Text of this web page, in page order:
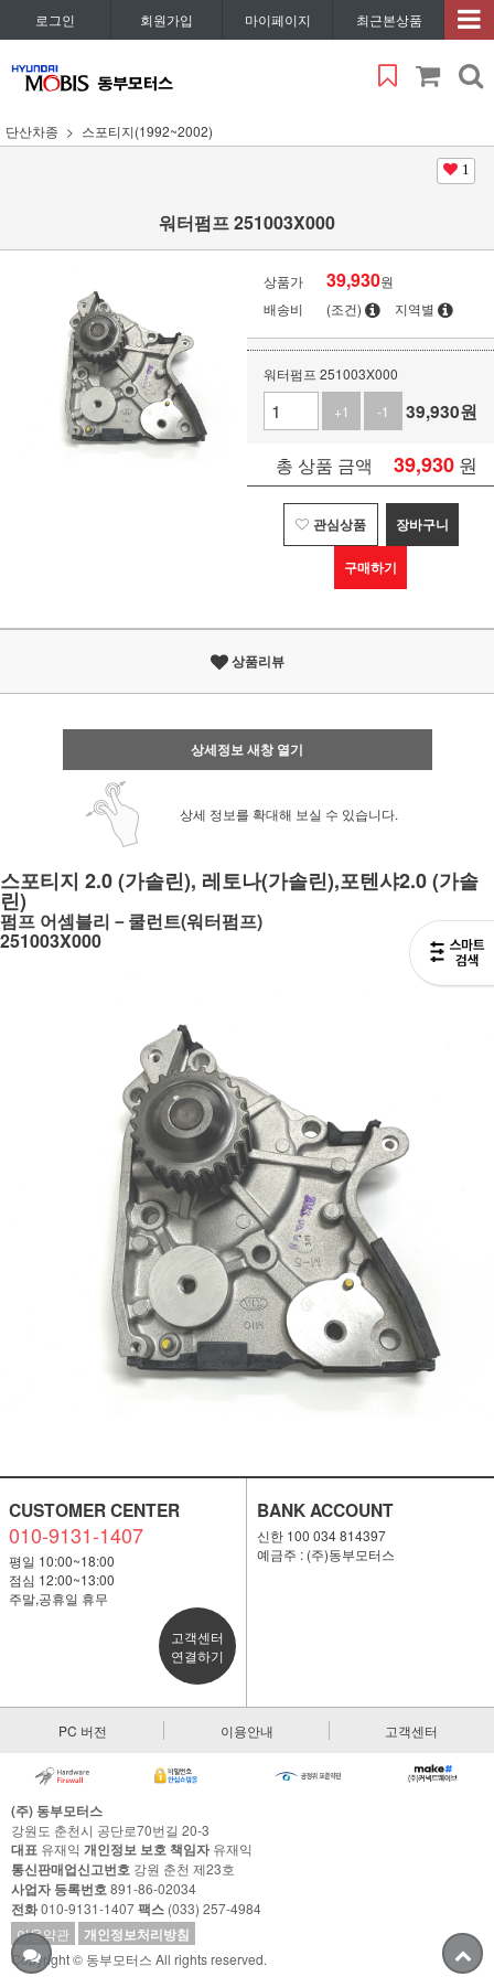
로그인 회원가입 마이페이지 최근본상품
단산차종 스포티지(1992~2002)
1
워터펌프 251003X000
상품가 39,930원
배송비
(조건) 지역별
워터펌프 251003X000
+1
-1 39,930원
총 상품 금액 39,930 원
관심상품 장바구니
구매하기
상품리뷰
상세정보 새창 열기
상세 정보를 확대해 보실 수 있습니다.
스포티지 2.0 (가솔린), 레토나(가솔린),포텐샤2.0 (가솔
린)
펌프 어셈블리－쿨런트(워터펌프)
251003X000
CUSTOMER CENTER
010-9131-1407
평일 10:00~18:00
점심 12:00~13:00
주말,공휴일 휴무
고객센터
연결하기
BANK ACCOUNT
신한 100 034 814397
예금주 : (주)동부모터스
PC 버전 이용안내 고객센터
(주) 동부모터스
강원도 춘천시 공단로70번길 20-3
대표 유재익 개인정보 보호 책임자유재익
통신판매업신고번호 강원 춘천 제23호
사업자 등록번호891-86-02034
전화010-9131-1407팩스 (033) 257-4984
이용약관
개인정보처리방침
Copyright © 동부모터스 All rights reserved.